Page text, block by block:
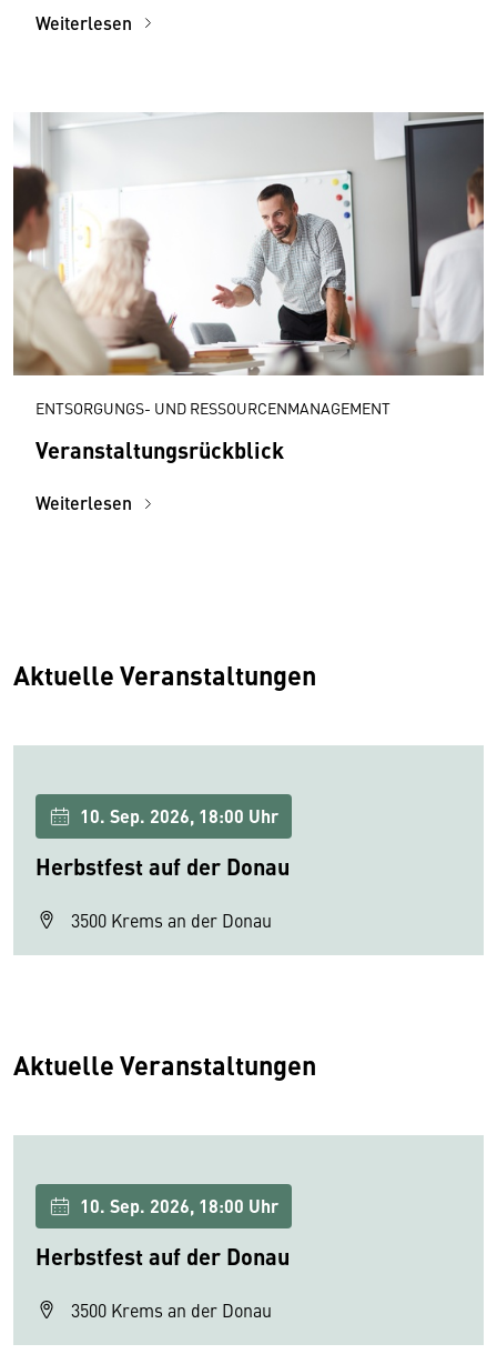
Weiterlesen
ENTSORGUNGS- UND RESSOURCENMANAGEMENT
Veranstaltungsrückblick
Weiterlesen
Aktuelle Veranstaltungen
10. Sep. 2026, 18:00 Uhr
Herbstfest auf der Donau
3500 Krems an der Donau
Aktuelle Veranstaltungen
10. Sep. 2026, 18:00 Uhr
Herbstfest auf der Donau
3500 Krems an der Donau